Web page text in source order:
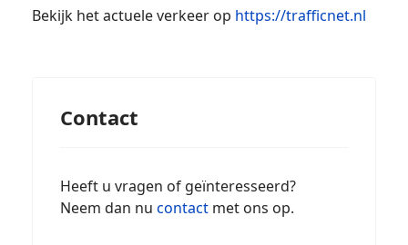
Bekijk het actuele verkeer op https://trafficnet.nl
Contact
Heeft u vragen of geïnteresseerd?
Neem dan nu contact met ons op.